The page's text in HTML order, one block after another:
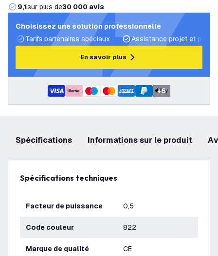
9,1sur plus de30 000 avis
Choisissez une solution professionnelle
Tarifs partenaires spéciaux
Assistance projet et plans
En savoir plus
+6
Spécifications Informations sur le produit
Spécifications techniques
Facteur de puissance 0,5
Code couleur 822
Marque de qualité CE